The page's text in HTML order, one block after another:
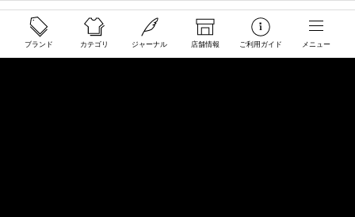
ブランド カテゴリ ジャーナル 店舗情報 ご利用ガイド メニュー
ご利用ガイド
配送と送料について